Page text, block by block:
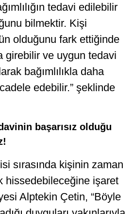
tedavi edilebilir
bilmektir. Kişi
olduğunu fark ettiğinde
girebilir ve uygun tedavi
bağımlılıkla daha
edebilir.” şeklinde
başarısız olduğu
sırasında kişinin zaman
hissedebileceğine işaret
Alptekin Çetin, “Böyle